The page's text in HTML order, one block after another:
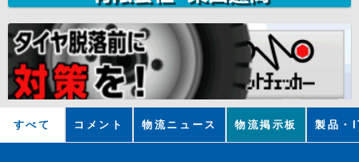
すべて コメント 物流ニュース 物流掲示板 製品・